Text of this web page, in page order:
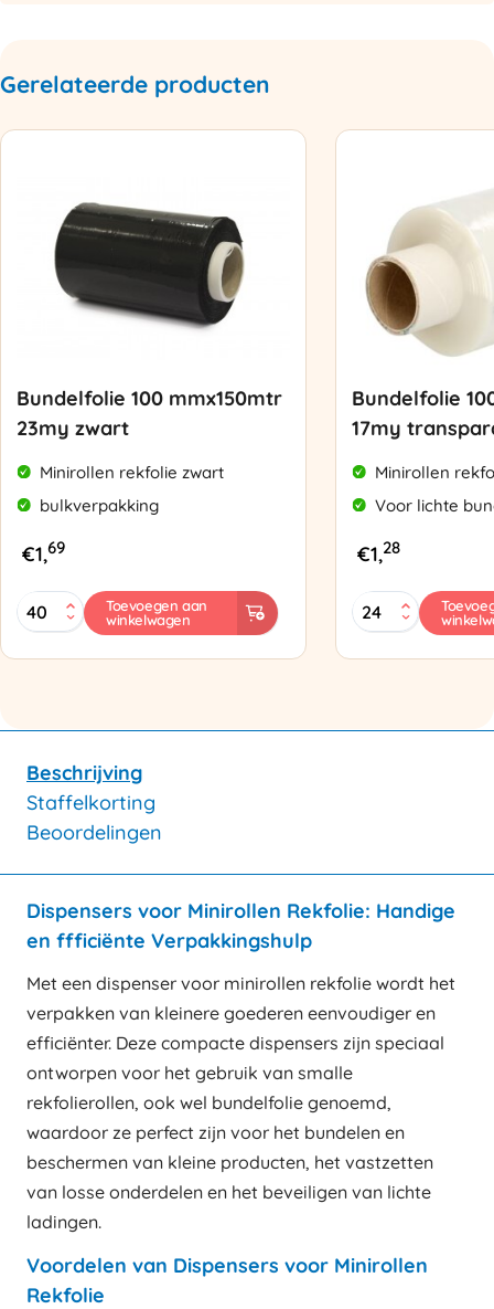
Gerelateerde producten
Bundelfolie 100 mmx150mtr
23my zwart
Minirollen rekfolie zwart
bulkverpakking
€1,69
Bundelfolie
100
23my
Toevoegen aan
winkelwagen
Bundelfolie
17my
Minirollen
Voor lichte
€1,28
Bundelfolie
100mmx150mtr
transparant
Beschrijving
Staffelkorting
Beoordelingen
Dispensers voor Minirollen Rekfolie: Handige
en ffficiënte Verpakkingshulp
Met een dispenser voor minirollen rekfolie wordt het
verpakken van kleinere goederen eenvoudiger en
efficiënter. Deze compacte dispensers zijn speciaal
ontworpen voor het gebruik van smalle
rekfolierollen, ook wel bundelfolie genoemd,
waardoor ze perfect zijn voor het bundelen en
beschermen van kleine producten, het vastzetten
van losse onderdelen en het beveiligen van lichte
ladingen.
Voordelen van Dispensers voor Minirollen
Rekfolie